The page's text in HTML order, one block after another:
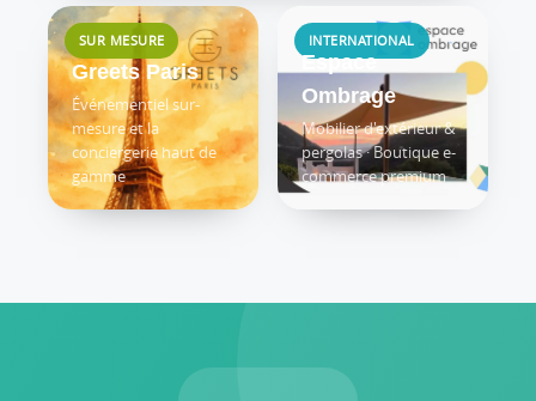
SUR MESURE
Greets Paris
Événementiel sur-
mesure et la
conciergerie haut de
gamme
INTERNATIONAL
Espace
Ombrage
Mobilier d'extérieur &
pergolas · Boutique e-
commerce premium